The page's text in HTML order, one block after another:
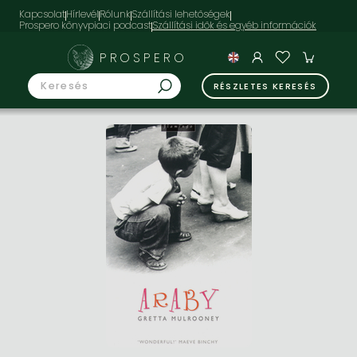
KapcsolatHírlevélRólunkSzállítási lehetőségek
Prospero könyvpiaci podcast
PROSPERO
RÉSZLETES KERESÉS